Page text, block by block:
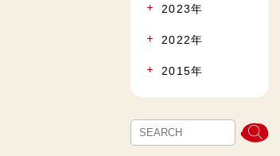
2023年
2022年
2015年